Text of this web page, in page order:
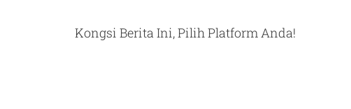
Kongsi Berita Ini, Pilih Platform Anda!